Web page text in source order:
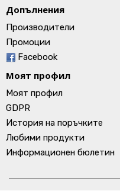
Допълнения
Производители
Промоции
Facebook
Моят профил
Моят профил
GDPR
История на поръчките
Любими продукти
Информационен бюлетин